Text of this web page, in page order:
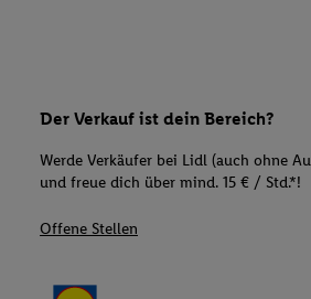
Der Verkauf ist dein Bereich?
Werde Verkäufer bei Lidl (auch ohne
und freue dich über mind. 15 € / Std.*!
Offene Stellen